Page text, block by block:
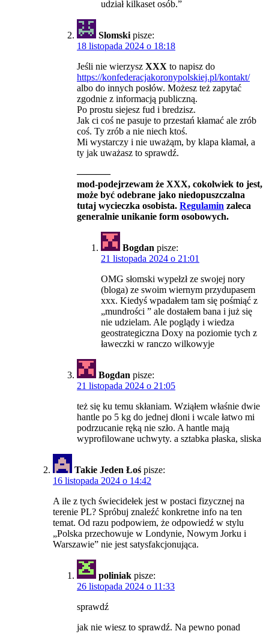
udział kilkaset osób.”
Slomski pisze:
18 listopada 2024 o 18:18
Jeśli nie wierzysz XXX to napisz do
https://konfederacjakoronypolskiej.pl/kontakt/
albo do innych posłów. Możesz też zapytać
zgodnie z informacją publiczną.
Po prostu siejesz fud i bredzisz.
Jak ci coś ne pasuje to przestań kłamać ale zrób
coś. Ty zrób a nie niech ktoś.
Mi wystarczy i nie uważąm, by klapa kłamał, a
ty jak uważasz to sprawdź.
———–
mod-podejrzewam że XXX, cokolwiek to jest,
może być odebrane jako niedopuszczalna
tutaj wycieczka osobista. Regulamin zaleca
generalnie unikanie form osobowych.
Bogdan pisze:
21 listopada 2024 o 21:01
OMG słomski wypełzł ze swojej nory
(bloga) ze swoim wiernym przydupasem
xxx. Kiedyś wpadałem tam się pośmiąć z
„mundrości ” ale dostałem bana i już się
nie udzielam. Ale poglądy i wiedza
geostrategiczna Doxy na poziomie tych z
ławeczki w ranczo wilkowyje
Bogdan pisze:
21 listopada 2024 o 21:05
też się ku temu skłaniam. Wziąłem właśnie dwie
hantle po 5 kg do jednej dłoni i wcale łatwo mi
podrzucanie ręką nie szło. A hantle mają
wyprofilowane uchwyty. a sztabka płaska, sliska
Takie Jeden Łoś pisze:
16 listopada 2024 o 14:42
A ile z tych świecidełek jest w postaci fizycznej na
terenie PL? Spróbuj znaleźć konkretne info na ten
temat. Od razu podpowiem, że odpowiedź w stylu
„Polska przechowuje w Londynie, Nowym Jorku i
Warszawie” nie jest satysfakcjonująca.
poliniak pisze:
26 listopada 2024 o 11:33
sprawdź
jak nie wiesz to sprawdź. Na pewno ponad